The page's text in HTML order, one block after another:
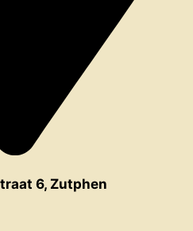
6, Zutphen